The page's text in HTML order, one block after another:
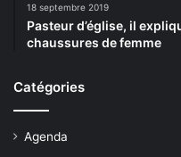
18 septembre 2019
Pasteur d’église, il
chaussures de femme
Catégories
Agenda